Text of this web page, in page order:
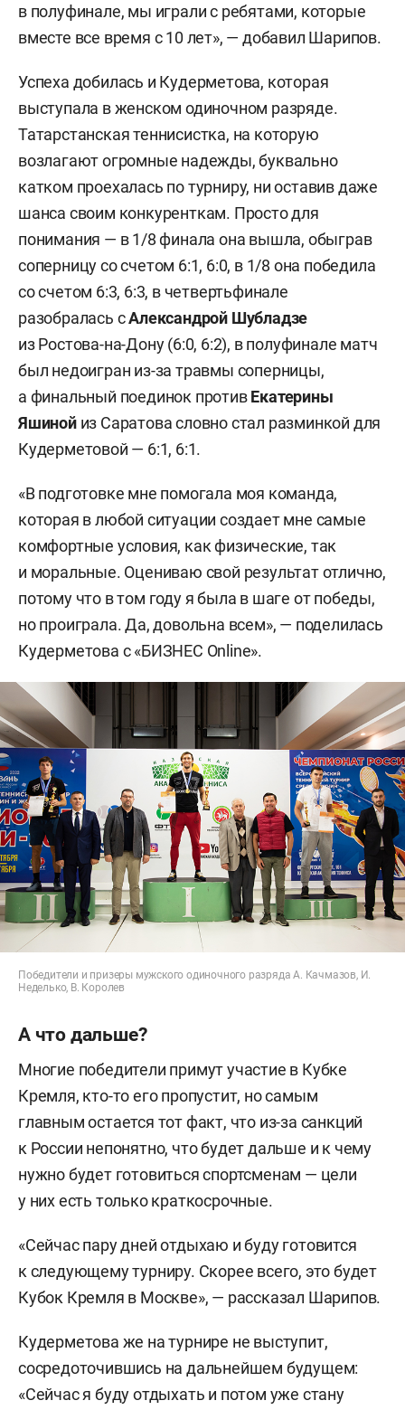
в полуфинале, мы играли с ребятами, которые
вместе все время с 10 лет», — добавил Шарипов.
Успеха добилась и Кудерметова, которая
выступала в женском одиночном разряде.
Татарстанская теннисистка, на которую
возлагают огромные надежды, буквально
катком проехалась по турниру, ни оставив даже
шанса своим конкуренткам. Просто для
понимания — в 1/8 финала она вышла, обыграв
соперницу со счетом 6:1, 6:0, в 1/8 она победила
со счетом 6:3, 6:3, в четвертьфинале
разобралась сАлександрой Шубладзе
из Ростова-на-Дону (6:0, 6:2), в полуфинале матч
был недоигран из-за травмы соперницы,
а финальный поединок противЕкатерины
Яшинойиз Саратова словно стал разминкой для
Кудерметовой — 6:1, 6:1.
«В подготовке мне помогала моя команда,
которая в любой ситуации создает мне самые
комфортные условия, как физические, так
и моральные. Оцениваю свой результат отлично,
потому что в том году я была в шаге от победы,
но проиграла. Да, довольна всем», — поделилась
Кудерметова с «БИЗНЕС Online».
Победители и призеры мужского одиночного разряда А. Качмазов, И.
Неделько, В. Королев
А что дальше?
Многие победители примут участие в Кубке
Кремля, кто-то его пропустит, но самым
главным остается тот факт, что из-за санкций
к России непонятно, что будет дальше и к чему
нужно будет готовиться спортсменам — цели
у них есть только краткосрочные.
«Сейчас пару дней отдыхаю и буду готовится
к следующему турниру. Скорее всего, это будет
Кубок Кремля в Москве», — рассказал Шарипов.
Кудерметова же на турнире не выступит,
сосредоточившись на дальнейшем будущем:
«Сейчас я буду отдыхать и потом уже стану